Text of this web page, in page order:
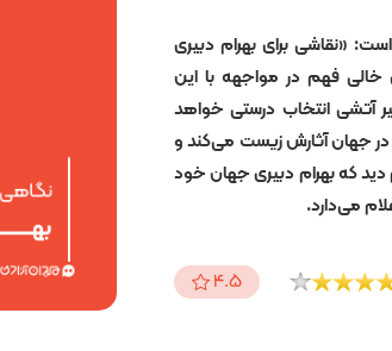
«نقاشی برای بهرام دبیری
فهم در مواجهه با این
آتشی انتخاب درستی خواهد
جهان آثارش زیست می‌کند و
که بهرام دبیری جهان خود
می‌دارد.
4.5